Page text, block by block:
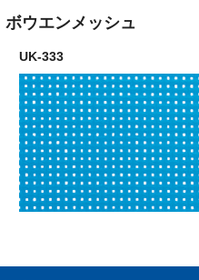
ボウエンメッシュ
UK-333